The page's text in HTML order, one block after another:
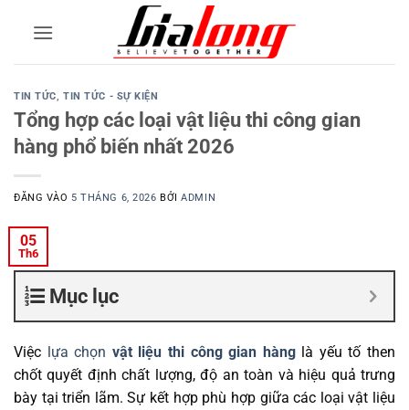
TIN TỨC,TIN TỨC - SỰ KIỆN
Tổng hợp các loại vật liệu thi công gian
hàng phổ biến nhất 2026
ĐĂNG VÀO 5 THÁNG 6, 2026 BỞIADMIN
05
Th6
Mục lục
Việc lựa chọn vật liệu thi công gian hànglà yếu tố then
chốt quyết định chất lượng, độ an toàn và hiệu quả trưng
bày tại triển lãm. Sự kết hợp phù hợp giữa các loại vật liệu